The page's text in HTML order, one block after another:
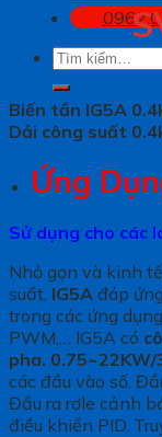
Tìm
Biến tần IG5A
Dải công suất
Ứng
Sử dụng cho các
Nhỏ gọn và kinh
suất, IG5A đáp
trong các ứng
PWM,… IG5A có
pha.
các đầu vào số.
Đầu ra rơle cảnh
điều khiển PID.